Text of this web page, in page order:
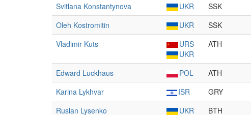
Svitlana Konstantynova
UKR SSK
Oleh Kostromitin
UKR SSK
Vladimir Kuts
URS
UKR
ATH
Edward Luckhaus POL ATH
Karina Lykhvar
ISR GRY
Ruslan Lysenko
UKR BTH